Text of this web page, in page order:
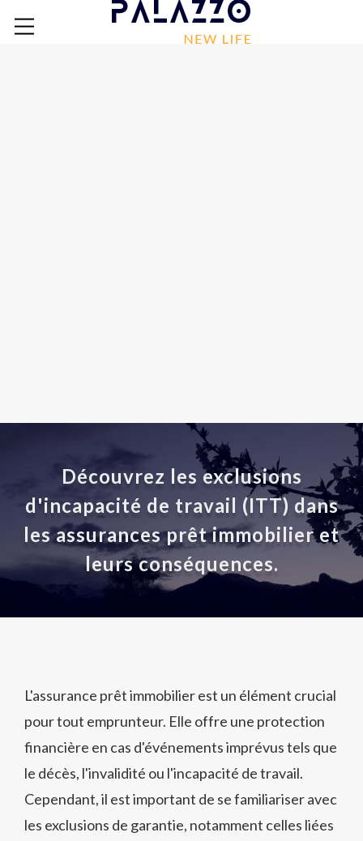
Découvrez les exclusions
d'incapacité de travail (ITT) dans
les assurances prêt immobilier et
leurs conséquences.
L'assurance prêt immobilier est un élément crucial
pour tout emprunteur. Elle offre une protection
financière en cas d'événements imprévus tels que
le décès, l'invalidité ou l'incapacité de travail.
Cependant, il est important de se familiariser avec
les exclusions de garantie, notamment celles liées